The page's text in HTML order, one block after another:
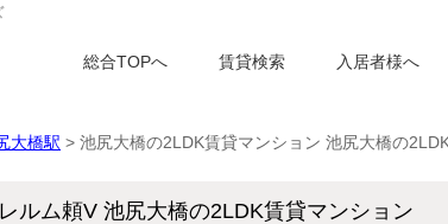
総合TOPへ 賃貸検索 入居者様へ
大橋駅 > 池尻大橋の2LDK賃貸マンション 池尻大橋の
レルム頼V 池尻大橋の2LDK賃貸マンション